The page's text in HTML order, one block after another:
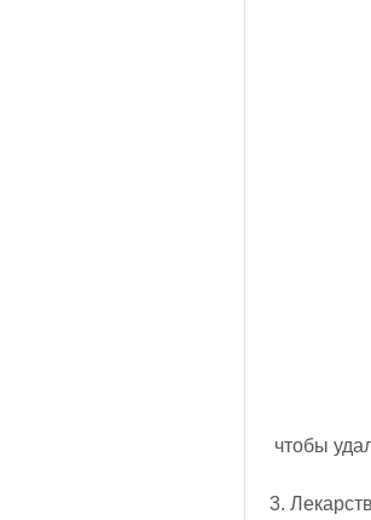
чтобы
3.